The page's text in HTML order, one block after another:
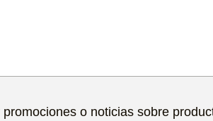
o noticias sobre